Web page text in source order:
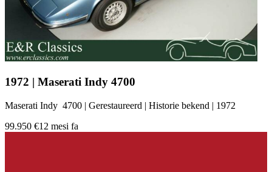
1972 | Maserati Indy 4700
Maserati Indy 4700 | Gerestaureerd | Historie bekend | 1972
99.950 €12 mesi fa